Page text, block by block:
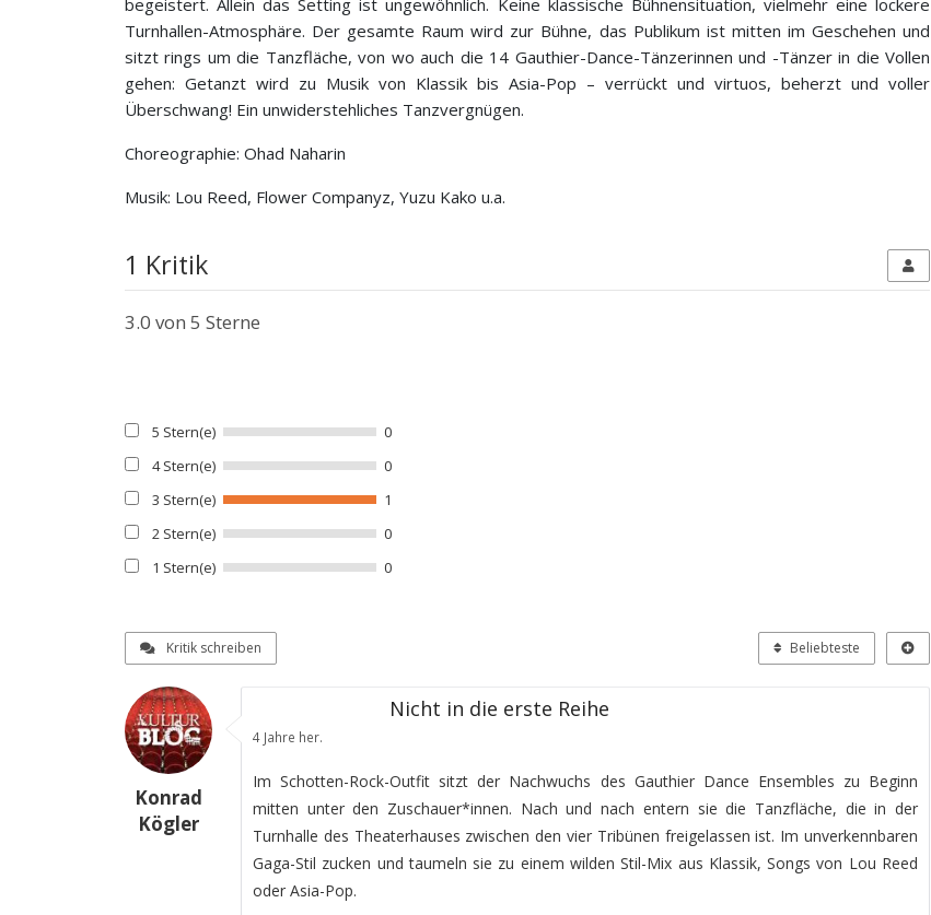
begeistert. Allein das Setting ist ungewöhnlich. Keine klassische Bühnensituation, vielmehr eine lockere
Turnhallen-Atmosphäre. Der gesamte Raum wird zur Bühne, das Publikum ist mitten im Geschehen und
sitzt rings um die Tanzfläche, von wo auch die 14 Gauthier-Dance-Tänzerinnen und -Tänzer in die Vollen
gehen: Getanzt wird zu Musik von Klassik bis Asia-Pop – verrückt und virtuos, beherzt und voller
Überschwang! Ein unwiderstehliches Tanzvergnügen.
Choreographie: Ohad Naharin
Musik: Lou Reed, Flower Companyz, Yuzu Kako u.a.
1 Kritik
3.0 von 5 Sterne
5 Stern(e)
0
4 Stern(e)
0
3 Stern(e)
1
2 Stern(e)
0
1 Stern(e)
0
Kritik schreiben Beliebteste
Konrad
Kögler
Nicht in die erste Reihe
4 Jahre her.
Im Schotten-Rock-Outfit sitzt der Nachwuchs des Gauthier Dance Ensembles zu Beginn
mitten unter den Zuschauer*innen. Nach und nach entern sie die Tanzfläche, die in der
Turnhalle des Theaterhauses zwischen den vier Tribünen freigelassen ist. Im unverkennbaren
Gaga-Stil zucken und taumeln sie zu einem wilden Stil-Mix aus Klassik, Songs von Lou Reed
oder Asia-Pop.